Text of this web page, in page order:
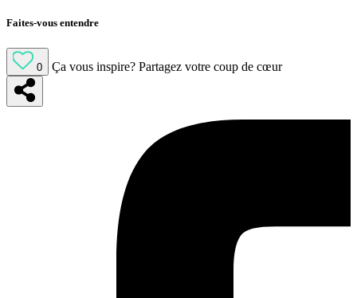
Faites-vous entendre
0 Ça vous inspire? Partagez votre coup de cœur